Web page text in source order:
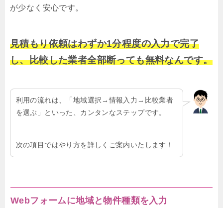
が少なく安心です。
見積もり依頼はわずか1分程度の入力で完了
し、比較した業者全部断っても無料なんです。
利用の流れは、「地域選択→情報入力→比較業者
を選ぶ」といった、カンタンなステップです。
次の項目ではやり方を詳しくご案内いたします！
Webフォームに地域と物件種類を入力